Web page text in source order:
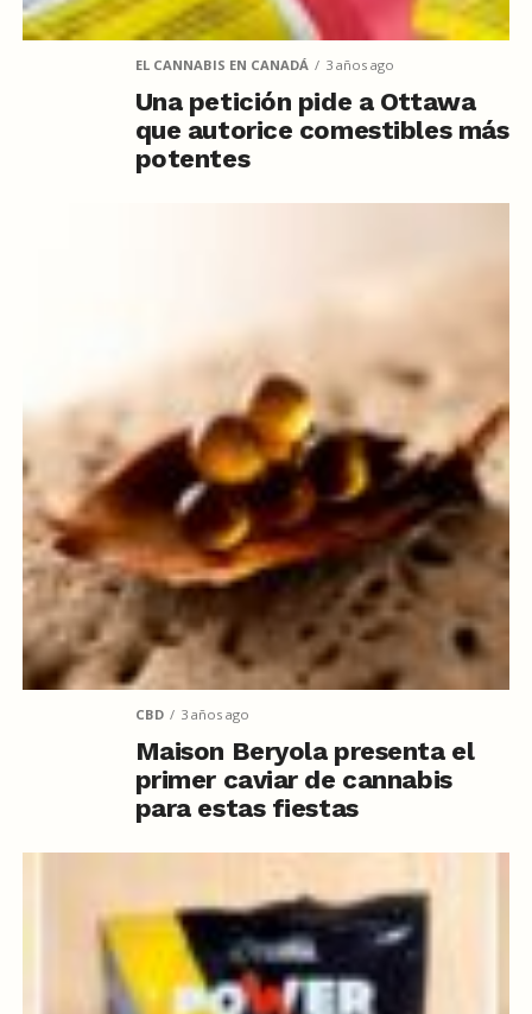
EL CANNABIS EN CANADÁ 3 años ago
Una petición pide a Ottawa
que autorice comestibles más
potentes
CBD 3 años ago
Maison Beryola presenta el
primer caviar de cannabis
para estas fiestas